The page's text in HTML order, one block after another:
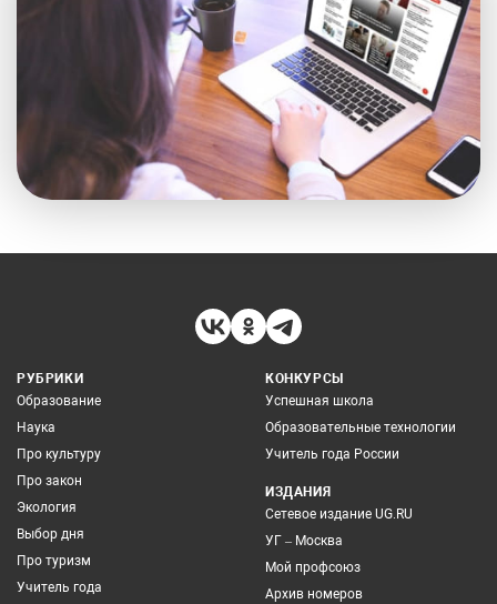
РУБРИКИ
Образование
Наука
Про культуру
Про закон
Экология
Выбор дня
Про туризм
Учитель года
КОНКУРСЫ
Успешная школа
Образовательные технологии
Учитель года России
ИЗДАНИЯ
Сетевое издание UG.RU
УГ – Москва
Мой профсоюз
Архив номеров